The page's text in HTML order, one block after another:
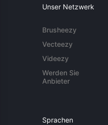
Unser Netzwerk
Brusheezy
Vecteezy
Videezy
Werden Sie
Anbieter
Sprachen